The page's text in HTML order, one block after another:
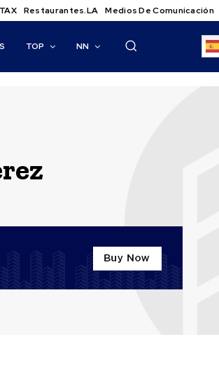
Restaurantes.LA Medios De Comunicación
TOP NN